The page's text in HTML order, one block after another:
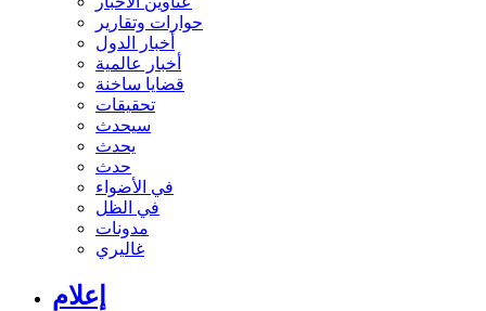
حوارات وتقارير
أخبار الدول
أخبار عالمية
قضايا ساخنة
تحقيقات
سيحدث
يحدث
حدث
في الأضواء
في الظل
مدونات
غاليري
إعلام